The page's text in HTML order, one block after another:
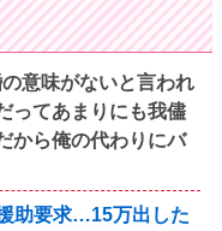
意味がないと言われ
ってあまりにも我儘
から俺の代わりにバ
助要求…15万出した